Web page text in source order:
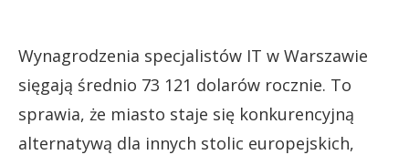
Wynagrodzenia specjalistów IT w Warszawie
sięgają średnio 73 121 dolarów rocznie. To
sprawia, że miasto staje się konkurencyjną
alternatywą dla innych stolic europejskich,